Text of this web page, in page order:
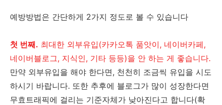
예방방법은 간단하게 2가지 정도로 볼 수 있습니다
첫 번째. 최대한 외부유입(카카오톡 품앗이, 네이버카페,
네이버블로그, 지식인, 기타 등등)을 안 하는 게 좋습니다.
만약 외부유입을 해야 한다면, 천천히 조금씩 유입을 시도
하시기 바랍니다. 또한 추후에 블로그가 많이 성장한다면
무효트래픽에 걸리는 기준자체가 낮아진다고 합니다(확